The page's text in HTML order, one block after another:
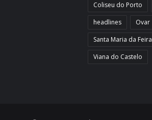
Coliseu do Porto
headlines
Ovar
Santa Maria da Feira
Viana do Castelo